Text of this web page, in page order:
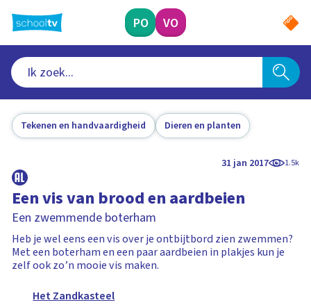
naar
hoofdinhoud
PO VO
Tekenen en handvaardigheid Dieren en planten
31 jan 2017 1.5k
Een vis van brood en aardbeien
Een zwemmende boterham
Heb je wel eens een vis over je ontbijtbord zien zwemmen?
Met een boterham en een paar aardbeien in plakjes kun je
zelf ook zo’n mooie vis maken.
Het Zandkasteel